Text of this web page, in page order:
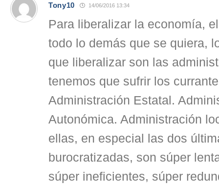
Tony10 14/06/2016 13:34
Para liberalizar la economía,
todo lo demás que se quiera,
que liberalizar son las
tenemos que sufrir los
Administración Estatal.
Autonómica. Administración
ellas, en especial las dos
burocratizadas, son súper
súper ineficientes, súper